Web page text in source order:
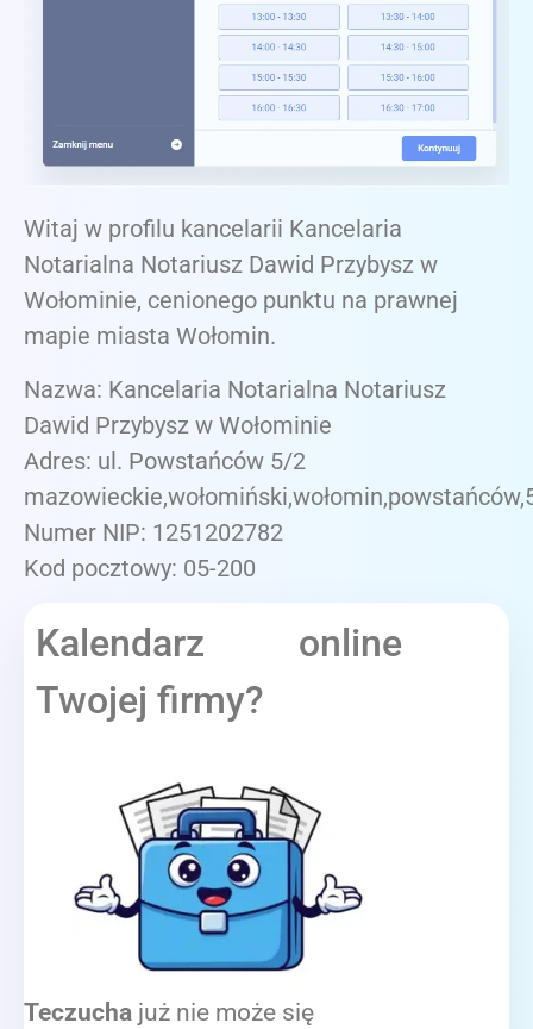
Witaj w profilu kancelarii Kancelaria
Notarialna Notariusz Dawid Przybysz w
Wołominie, cenionego punktu na prawnej
mapie miasta Wołomin.
Nazwa: Kancelaria Notarialna Notariusz
Dawid Przybysz w Wołominie
Adres: ul. Powstańców 5/2
Numer NIP: 1251202782
Kod pocztowy: 05-200
Kalendarz online
Twojej firmy?
Teczucha już nie może się